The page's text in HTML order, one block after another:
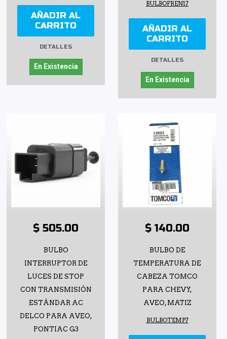
AÑADIR AL
CARRITO
DETALLES
En Existencia
BULBOFREN17
AÑADIR AL
CARRITO
DETALLES
En Existencia
$ 505.00
BULBO
INTERRUPTOR DE
LUCES DE STOP
CON TRANSMISIÓN
ESTÁNDAR AC
DELCO PARA AVEO,
PONTIAC G3
$ 140.00
BULBO DE
TEMPERATURA DE
CABEZA TOMCO
PARA CHEVY,
AVEO, MATIZ
BULBOTEMP7